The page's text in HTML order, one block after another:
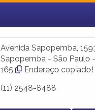
Fazer login
Criar conta
Avenida Sapopemba,
Sapopemba - São Paulo
165
Endereço copiado!
(11) 2548-8488